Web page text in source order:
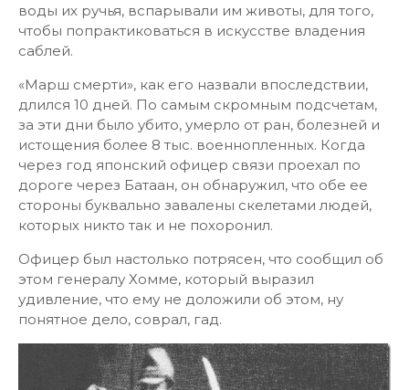
воды их ручья, вспарывали им животы, для того,
чтобы попрактиковаться в искусстве владения
саблей.
«Марш смерти», как его назвали впоследствии,
длился 10 дней. По самым скромным подсчетам,
за эти дни было убито, умерло от ран, болезней и
истощения более 8 тыс. военнопленных. Когда
через год японский офицер связи проехал по
дороге через Батаан, он обнаружил, что обе ее
стороны буквально завалены скелетами людей,
которых никто так и не похоронил.
Офицер был настолько потрясен, что сообщил об
этом генералу Хомме, который выразил
удивление, что ему не доложили об этом, ну
понятное дело, соврал, гад.